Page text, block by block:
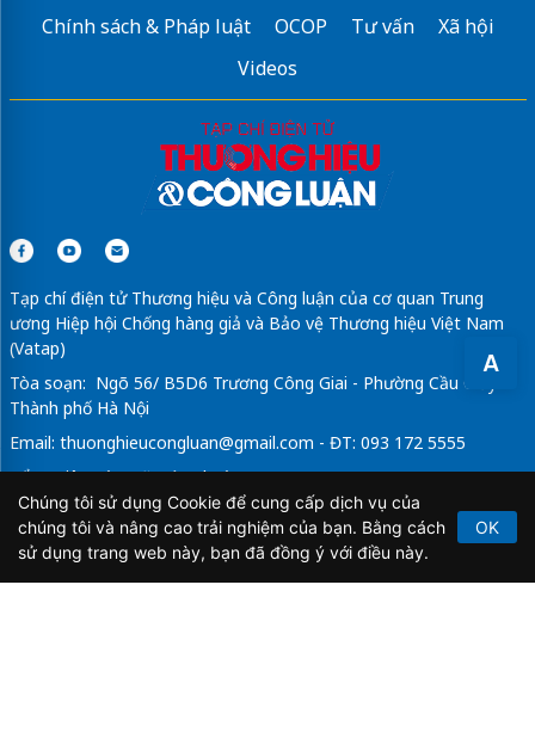
A
Chính sách & Pháp luật
OCOP Tư vấn
Xã hội
Videos
Tạp chí điện tử Thương hiệu và Công luận của cơ quan Trung
ương Hiệp hội Chống hàng giả và Bảo vệ Thương hiệu Việt Nam
(Vatap)
Tòa soạn: Ngõ 56/ B5D6 Trương Công Giai - Phường Cầu Giấy -
Thành phố Hà Nội
Email: thuonghieucongluan@gmail.com - ĐT: 093 172 5555
Tổng Biên Tập: Vũ Đức Thuận
Giấy phép hoạt động báo chí điện tử số 64/GP-BTTTT do Bộ
Thông tin và Truyền thông cấp ngày 21/2/2020.
Chúng tôi sử dụng Cookie để cung cấp dịch vụ của
chúng tôi và nâng cao trải nghiệm của bạn. Bằng cách
sử dụng trang web này, bạn đã đồng ý với điều này.
OK